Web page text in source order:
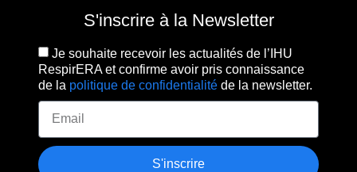
S'inscrire à la Newsletter
Je souhaite recevoir les actualités de l’IHU
RespirERA et confirme avoir pris connaissance
de la politique de confidentialité de la newsletter.
S'inscrire